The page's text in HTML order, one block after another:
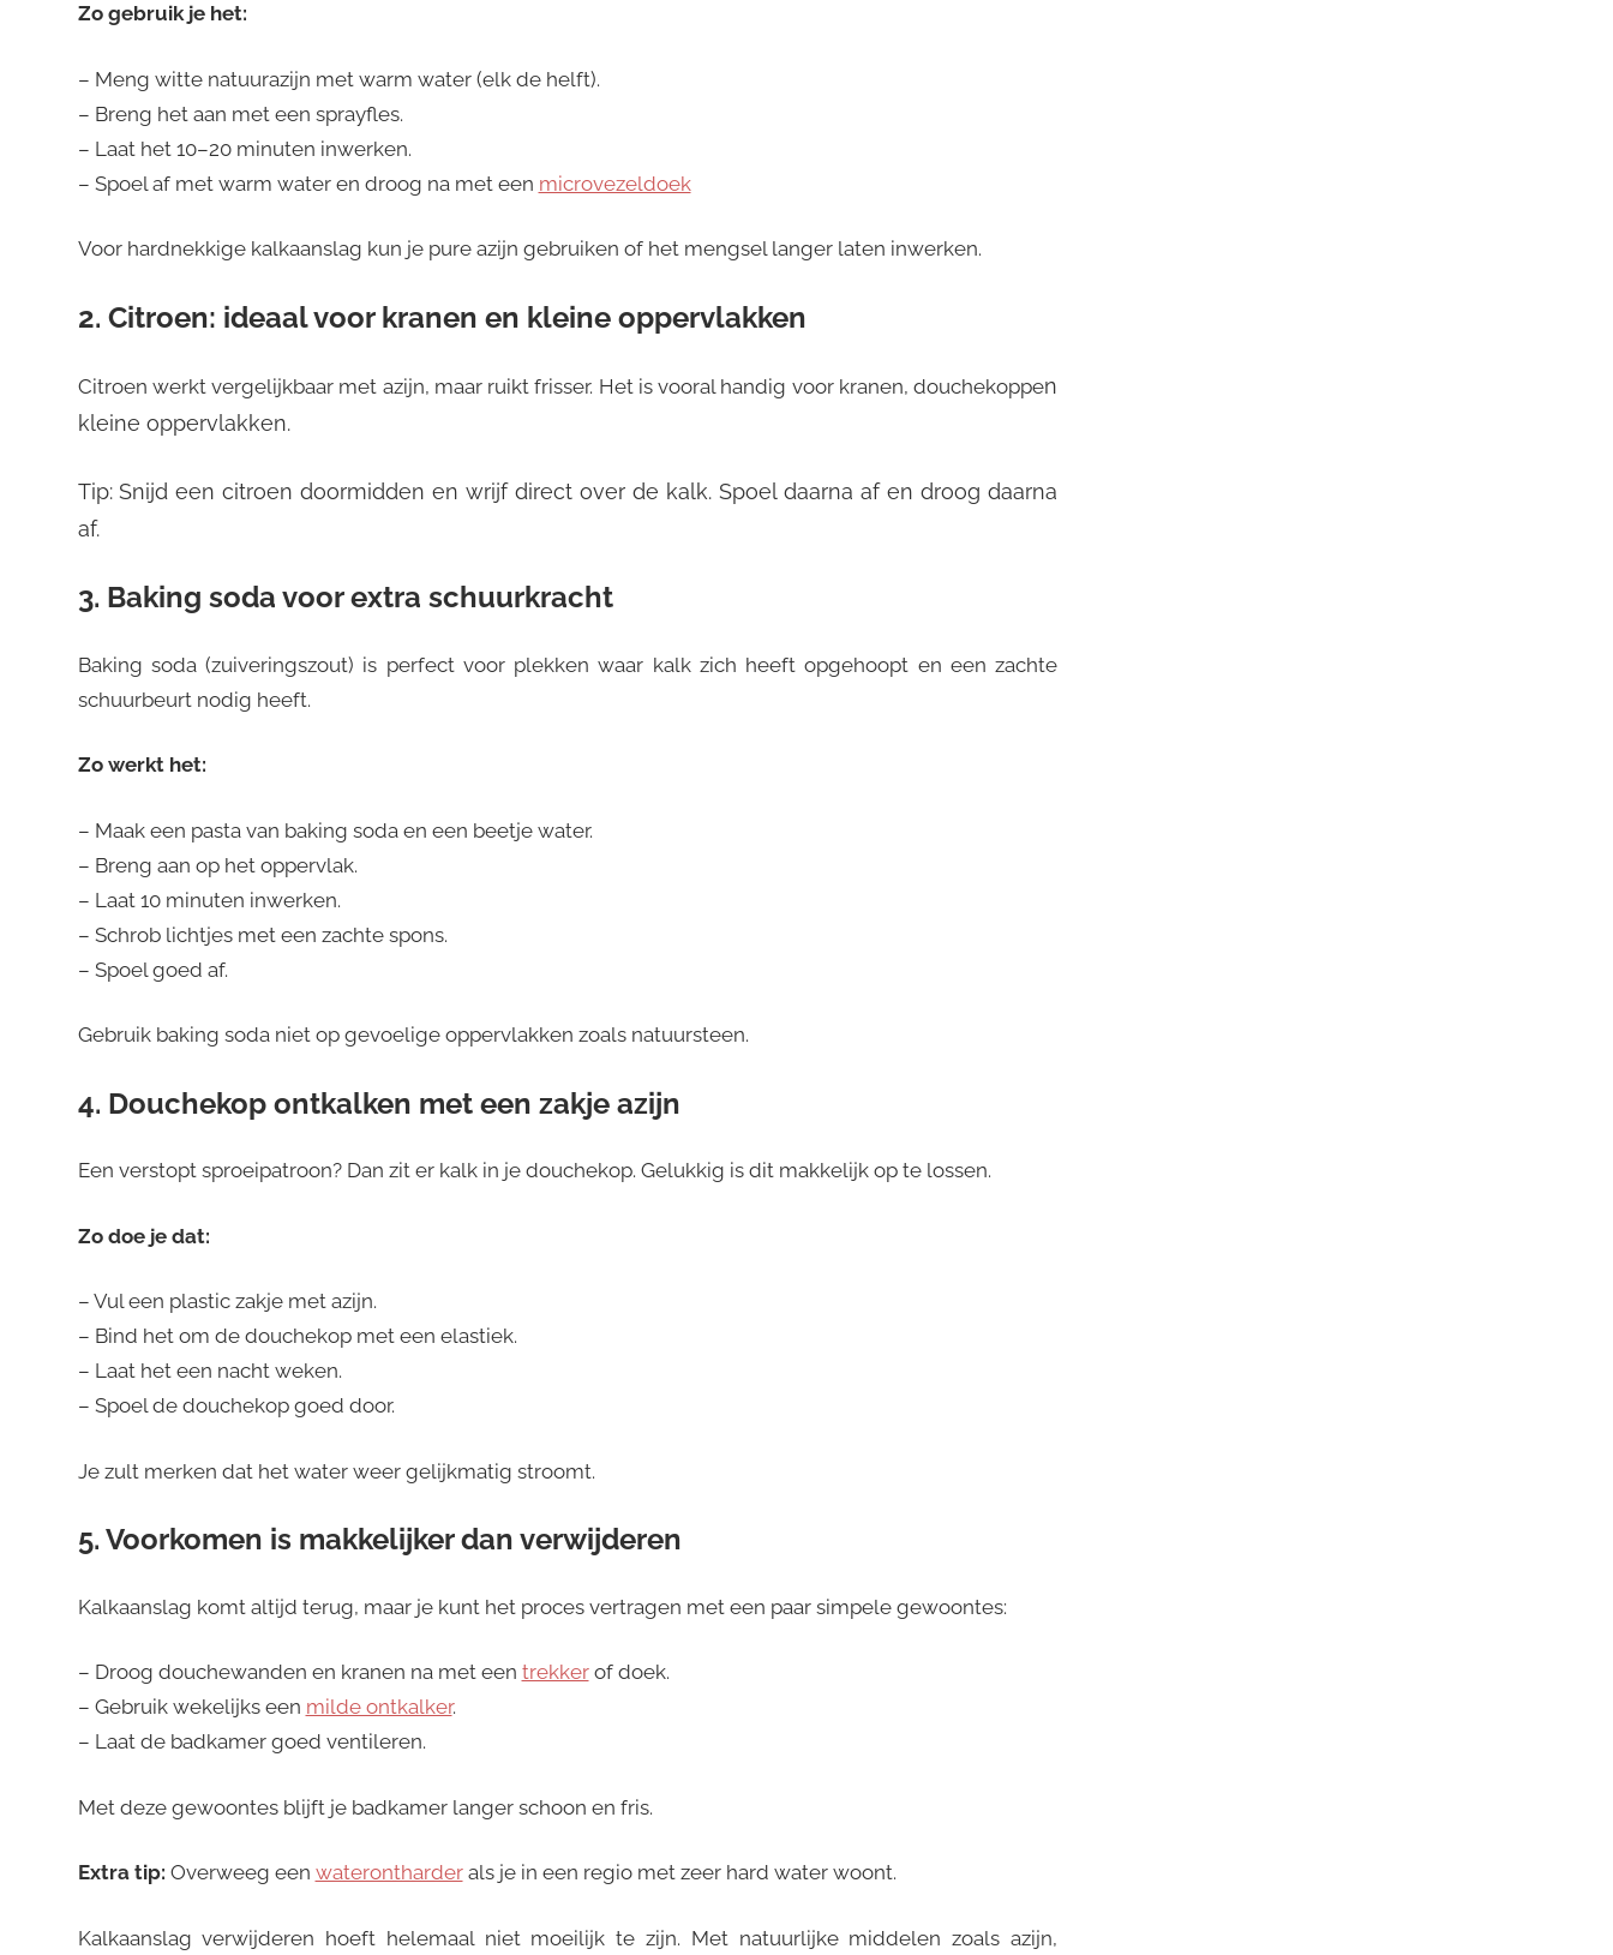
Zo gebruik je het:
– Meng witte natuurazijn met warm water (elk de helft).
– Breng het aan met een sprayfles.
– Laat het 10–20 minuten inwerken.
– Spoel af met warm water en droog na met een microvezeldoek
Voor hardnekkige kalkaanslag kun je pure azijn gebruiken of het mengsel langer laten inwerken.
2. Citroen: ideaal voor kranen en kleine oppervlakken
Citroen werkt vergelijkbaar met azijn, maar ruikt frisser. Het is vooral handig voor kranen, douchekoppen
kleine oppervlakken.
Tip: Snijd een citroen doormidden en wrijf direct over de kalk. Spoel daarna af en droog daarna
af.
3. Baking soda voor extra schuurkracht
Baking soda (zuiveringszout) is perfect voor plekken waar kalk zich heeft opgehoopt en een zachte
schuurbeurt nodig heeft.
Zo werkt het:
– Maak een pasta van baking soda en een beetje water.
– Breng aan op het oppervlak.
– Laat 10 minuten inwerken.
– Schrob lichtjes met een zachte spons.
– Spoel goed af.
Gebruik baking soda niet op gevoelige oppervlakken zoals natuursteen.
4. Douchekop ontkalken met een zakje azijn
Een verstopt sproeipatroon? Dan zit er kalk in je douchekop. Gelukkig is dit makkelijk op te lossen.
Zo doe je dat:
– Vul een plastic zakje met azijn.
– Bind het om de douchekop met een elastiek.
– Laat het een nacht weken.
– Spoel de douchekop goed door.
Je zult merken dat het water weer gelijkmatig stroomt.
5. Voorkomen is makkelijker dan verwijderen
Kalkaanslag komt altijd terug, maar je kunt het proces vertragen met een paar simpele gewoontes:
– Droog douchewanden en kranen na met een trekkerof doek.
– Gebruik wekelijks een milde ontkalker.
– Laat de badkamer goed ventileren.
Met deze gewoontes blijft je badkamer langer schoon en fris.
Extra tip: Overweeg een waterontharderals je in een regio met zeer hard water woont.
Kalkaanslag verwijderen hoeft helemaal niet moeilijk te zijn. Met natuurlijke middelen zoals azijn,